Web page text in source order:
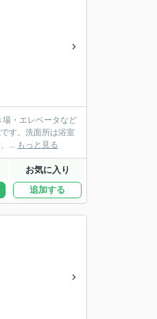
・エレベータなど
す。洗面所は浴室
... もっと見る
お気に入り
追加する